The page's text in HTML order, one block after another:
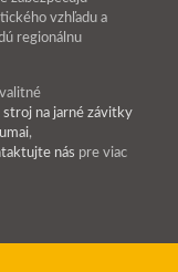
vzhľadu a
regionálnu
stroj na jarné závitky
,
nás pre viac